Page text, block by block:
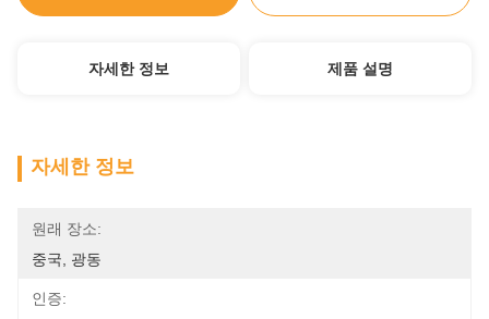
자세한 정보 제품 설명
자세한 정보
원래 장소:
중국, 광동
인증: